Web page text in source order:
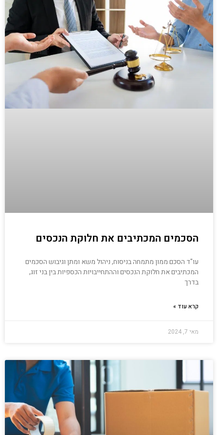
הסכמים המכתיבים את חלוקת הנכסים
עו"ד הסכם ממון מתמחה בניסוח, ניהול משא ומתן וגיבוש הסכמים
המכתיבים את חלוקת הנכסים וההתחייבויות הכספיות בין בני זוג,
בדרך
קרא עוד »
מאי 7, 2024